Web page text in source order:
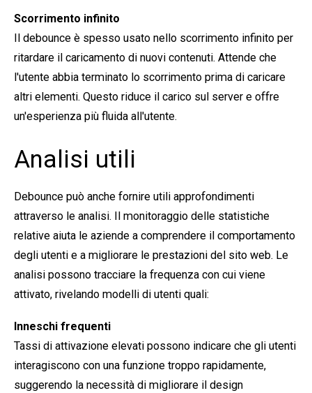
Scorrimento infinito
Il debounce è spesso usato nello scorrimento infinito per
ritardare il caricamento di nuovi contenuti. Attende che
l'utente abbia terminato lo scorrimento prima di caricare
altri elementi. Questo riduce il carico sul server e offre
un'esperienza più fluida all'utente.
Analisi utili
Debounce può anche fornire utili approfondimenti
attraverso le analisi. Il monitoraggio delle statistiche
relative aiuta le aziende a comprendere il comportamento
degli utenti e a migliorare le prestazioni del sito web. Le
analisi possono tracciare la frequenza con cui viene
attivato, rivelando modelli di utenti quali:
Inneschi frequenti
Tassi di attivazione elevati possono indicare che gli utenti
interagiscono con una funzione troppo rapidamente,
suggerendo la necessità di migliorare il design